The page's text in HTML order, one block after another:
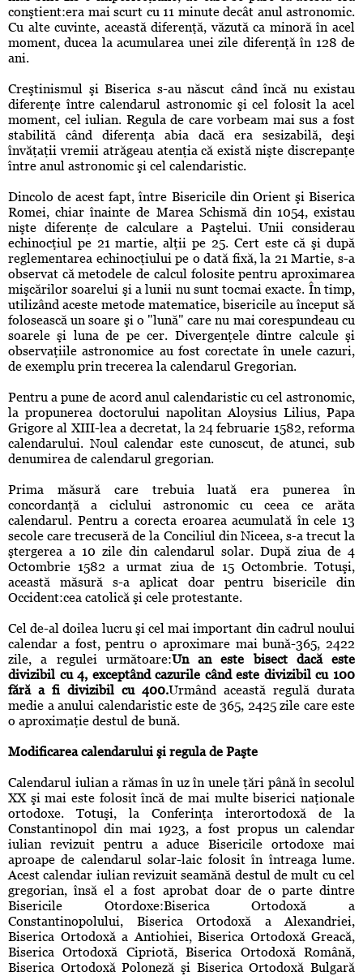
conştient:era mai scurt cu 11 minute decât anul astronomic.
Cu alte cuvinte, această diferenţă, văzută ca minoră în acel
moment, ducea la acumularea unei zile diferenţă în 128 de
ani.
Creştinismul şi Biserica s-au născut când încă nu existau
diferenţe între calendarul astronomic şi cel folosit la acel
moment, cel iulian. Regula de care vorbeam mai sus a fost
stabilită când diferenţa abia dacă era sesizabilă, deşi
învăţaţii vremii atrăgeau atenţia că există nişte discrepanţe
între anul astronomic şi cel calendaristic.
Dincolo de acest fapt, între Bisericile din Orient şi Biserica
Romei, chiar înainte de Marea Schismă din 1054, existau
nişte diferenţe de calculare a Paştelui. Unii considerau
echinocţiul pe 21 martie, alţii pe 25. Cert este că şi după
reglementarea echinocţiului pe o dată fixă, la 21 Martie, s-a
observat că metodele de calcul folosite pentru aproximarea
mişcărilor soarelui şi a lunii nu sunt tocmai exacte. În timp,
utilizând aceste metode matematice, bisericile au început să
folosească un soare şi o "lună" care nu mai corespundeau cu
soarele şi luna de pe cer. Divergenţele dintre calcule şi
observaţiile astronomice au fost corectate în unele cazuri,
de exemplu prin trecerea la calendarul Gregorian.
Pentru a pune de acord anul calendaristic cu cel astronomic,
la propunerea doctorului napolitan Aloysius Lilius, Papa
Grigore al XIII-lea a decretat, la 24 februarie 1582, reforma
calendarului. Noul calendar este cunoscut, de atunci, sub
denumirea de calendarul gregorian.
Prima măsură care trebuia luată era punerea în
concordanţă a ciclului astronomic cu ceea ce arăta
calendarul. Pentru a corecta eroarea acumulată în cele 13
secole care trecuseră de la Conciliul din Niceea, s-a trecut la
ştergerea a 10 zile din calendarul solar. După ziua de 4
Octombrie 1582 a urmat ziua de 15 Octombrie. Totuşi,
această măsură s-a aplicat doar pentru bisericile din
Occident:cea catolică şi cele protestante.
Cel de-al doilea lucru şi cel mai important din cadrul noului
calendar a fost, pentru o aproximare mai bună-365, 2422
zile, a regulei următoare:Un an este bisect dacă este
divizibil cu 4, exceptând cazurile când este divizibil cu 100
fără a fi divizibil cu 400.Urmând această regulă durata
medie a anului calendaristic este de 365, 2425 zile care este
o aproximaţie destul de bună.
Modificarea calendarului şi regula de Paşte
Calendarul iulian a rămas în uz în unele ţări până în secolul
XX şi mai este folosit încă de mai multe biserici naţionale
ortodoxe. Totuşi, la Conferinţa interortodoxă de la
Constantinopol din mai 1923, a fost propus un calendar
iulian revizuit pentru a aduce Bisericile ortodoxe mai
aproape de calendarul solar-laic folosit în întreaga lume.
Acest calendar iulian revizuit seamănă destul de mult cu cel
gregorian, însă el a fost aprobat doar de o parte dintre
Bisericile Otordoxe:Biserica Ortodoxă a
Constantinopolului, Biserica Ortodoxă a Alexandriei,
Biserica Ortodoxă a Antiohiei, Biserica Ortodoxă Greacă,
Biserica Ortodoxă Cipriotă, Biserica Ortodoxă Română,
Biserica Ortodoxă Poloneză şi Biserica Ortodoxă Bulgară